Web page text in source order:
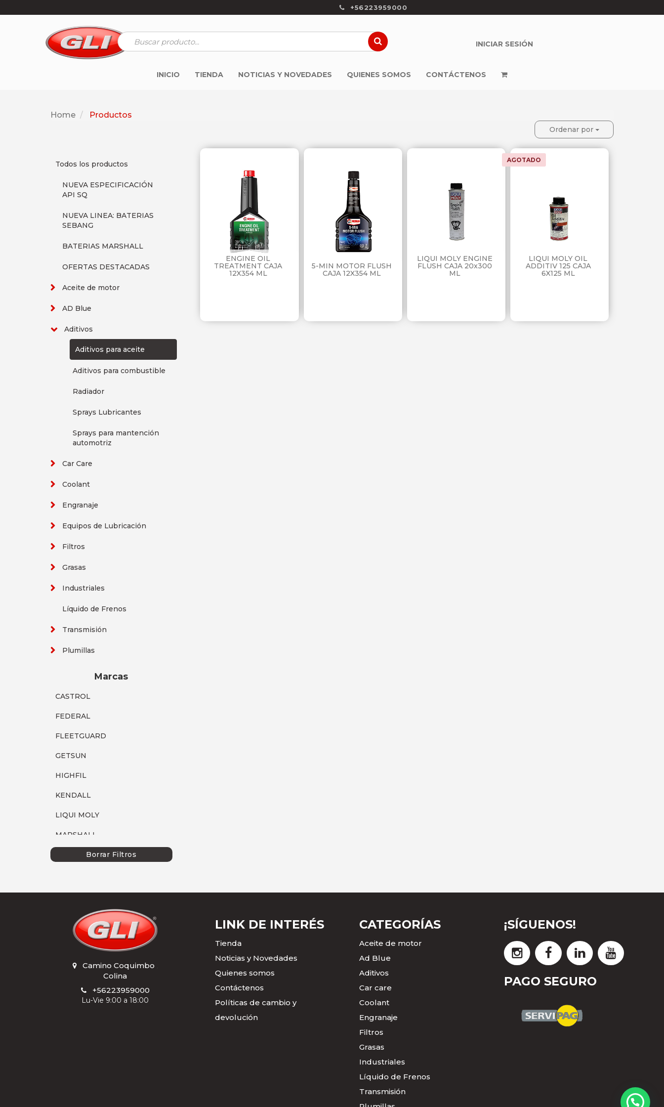
+56223959000
INICIAR SESIÓN
INICIO TIENDA NOTICIAS Y NOVEDADES QUIENES SOMOS CONTÁCTENOS
Home Productos
Ordenar por
Todos los productos
NUEVA ESPECIFICACIÓN
API SQ
NUEVA LINEA: BATERIAS
SEBANG
BATERIAS MARSHALL
OFERTAS DESTACADAS
Aceite de motor
AD Blue
Aditivos
Aditivos para aceite
Aditivos para combustible
Radiador
Sprays Lubricantes
Sprays para mantención
automotriz
Car Care
Coolant
Engranaje
Equipos de Lubricación
Filtros
Grasas
Industriales
Líquido de Frenos
Transmisión
Plumillas
Marcas
CASTROL
FEDERAL
FLEETGUARD
GETSUN
HIGHFIL
KENDALL
LIQUI MOLY
MARSHALL
SEBANG
TECFIL
Borrar Filtros
ENGINE OIL
TREATMENT CAJA
12X354 ML
5-MIN MOTOR FLUSH
CAJA 12X354 ML
LIQUI MOLY ENGINE
FLUSH CAJA 20x300
ML
AGOTADO
LIQUI MOLY OIL
ADDITIV 125 CAJA
6X125 ML
Camino Coquimbo
Colina
+56223959000
Lu-Vie 9:00 a 18:00
LINK DE INTERÉS
Tienda
Noticias y Novedades
Quienes somos
Contáctenos
Políticas de cambio y
devolución
CATEGORÍAS
Aceite de motor
Ad Blue
Aditivos
Car care
Coolant
Engranaje
Filtros
Grasas
Industriales
Líquido de Frenos
Transmisión
¡SÍGUENOS!
PAGO SEGURO